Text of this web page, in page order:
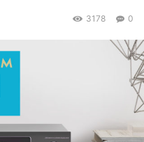
0
3178